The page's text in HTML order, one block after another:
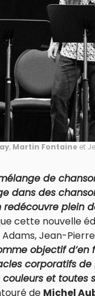
, Martin Fontaineet
de
dans des
plein
cette nouvelle
Jean-
objectif
corporatifs de
et toutes
de Michel